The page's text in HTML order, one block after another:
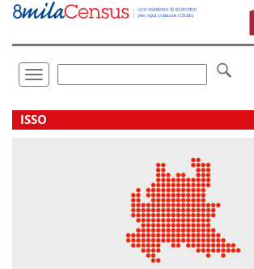
Vai
direttamente
Toggle
navigation
.
ISSO